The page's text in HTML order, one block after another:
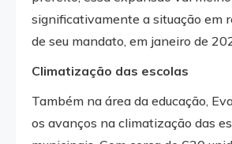
significativamente a situação em
de seu mandato, em janeiro de
Climatização das escolas
Também na área da educação,
os avanços na climatização das